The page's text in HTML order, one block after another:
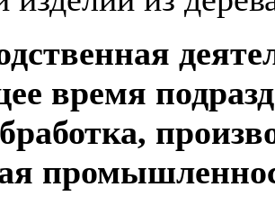
время